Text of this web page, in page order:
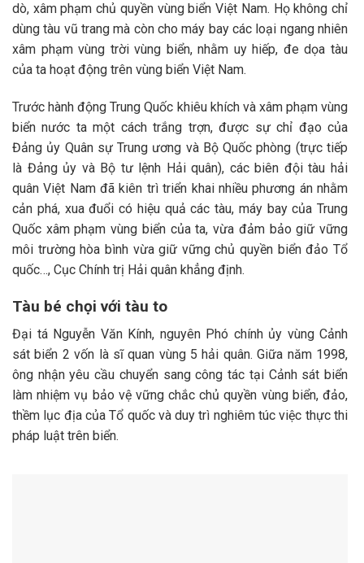
dò, xâm phạm chủ quyền vùng biển Việt Nam. Họ không chỉ
dùng tàu vũ trang mà còn cho máy bay các loại ngang nhiên
xâm phạm vùng trời vùng biển, nhằm uy hiếp, đe dọa tàu
của ta hoạt động trên vùng biển Việt Nam.
Trước hành động Trung Quốc khiêu khích và xâm phạm vùng
biển nước ta một cách trắng trợn, được sự chỉ đạo của
Đảng ủy Quân sự Trung ương và Bộ Quốc phòng (trực tiếp
là Đảng ủy và Bộ tư lệnh Hải quân), các biên đội tàu hải
quân Việt Nam đã kiên trì triển khai nhiều phương án nhằm
cản phá, xua đuổi có hiệu quả các tàu, máy bay của Trung
Quốc xâm phạm vùng biển của ta, vừa đảm bảo giữ vững
môi trường hòa bình vừa giữ vững chủ quyền biển đảo Tổ
quốc…, Cục Chính trị Hải quân khẳng định.
Tàu bé chọi với tàu to
Đại tá Nguyễn Văn Kính, nguyên Phó chính ủy vùng Cảnh
sát biển 2 vốn là sĩ quan vùng 5 hải quân. Giữa năm 1998,
ông nhận yêu cầu chuyển sang công tác tại Cảnh sát biển
làm nhiệm vụ bảo vệ vững chắc chủ quyền vùng biển, đảo,
thềm lục địa của Tổ quốc và duy trì nghiêm túc việc thực thi
pháp luật trên biển.